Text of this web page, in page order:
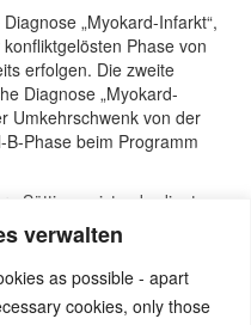
verwalten
as possible - apart
cookies, only those
„Myokard-Infarkt“,
Phase von
erfolgen. Die zweite
Diagnose „Myokard-
Umkehrschwenk von der
Phase beim Programm
Sättigung ist unbedingt
Bergsteigern lassen
erstaunlich niedrige
(<70 %) (Quelle:
Mai 2017)